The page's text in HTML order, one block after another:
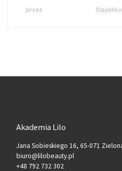
przez
Akademia Lilo
Jana Sobieskiego 16, 65-071
biuro@lilobeauty.pl
+48 792 732 302